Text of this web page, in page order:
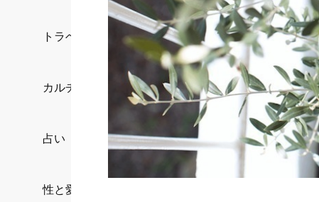
トラベル
カルチャー/エンタメ
占い
性と愛